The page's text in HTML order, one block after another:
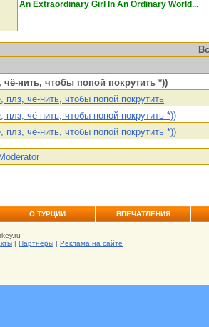
An Extraordinary Girl In An Ordinary World...
нить, чтобы попой покрутить *))
плз, чё-нить, чтобы попой покрутить
плз, чё-нить, чтобы попой покрутить *))
плз, чё-нить, чтобы попой покрутить *))
О ТУРЦИИ ВПЕЧАТЛЕНИЯ
| Партнеры | Реклама на сайте